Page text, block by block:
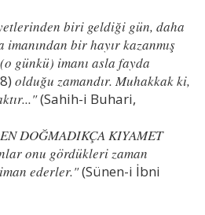
biri geldiği gün, daha
imanından bir hayır kazanmış
günkü) imanı asla fayda
olduğu zamandır. Muhakkak ki,
(Sahih-i Buhari,
DOĞMADIKÇA KIYAMET
onu gördükleri zaman
ederler."(Sünen-i İbni